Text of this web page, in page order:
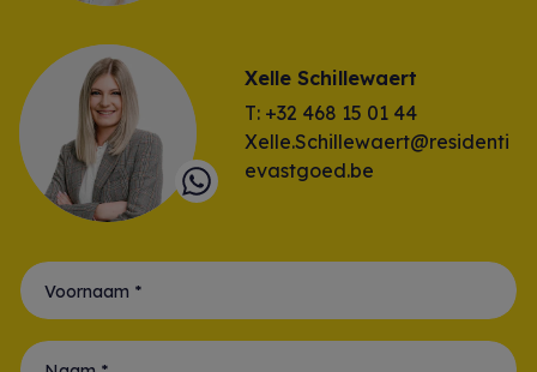
Xelle Schillewaert
T: +32 468 15 01 44
Xelle.Schillewaert@residenti
evastgoed.be